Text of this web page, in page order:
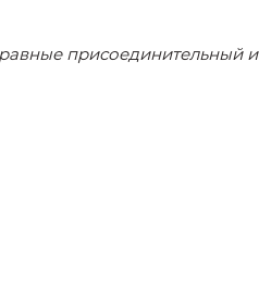
присоединительный и